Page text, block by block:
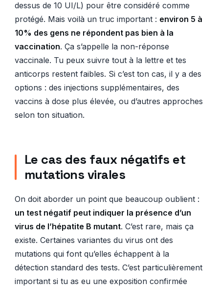
dessus de 10 UI/L) pour être considéré comme
protégé. Mais voilà un truc important : environ 5 à
10% des gens ne répondent pas bien à la
vaccination. Ça s’appelle la non-réponse
vaccinale. Tu peux suivre tout à la lettre et tes
anticorps restent faibles. Si c’est ton cas, il y a des
options : des injections supplémentaires, des
vaccins à dose plus élevée, ou d’autres approches
selon ton situation.
Le cas des faux négatifs et
mutations virales
On doit aborder un point que beaucoup oublient :
un test négatif peut indiquer la présence d’un
virus de l’hépatite B mutant. C’est rare, mais ça
existe. Certaines variantes du virus ont des
mutations qui font qu’elles échappent à la
détection standard des tests. C’est particulièrement
important si tu as eu une exposition confirmée